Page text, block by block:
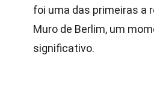
foi uma das primeiras a
Muro de Berlim, um
significativo.